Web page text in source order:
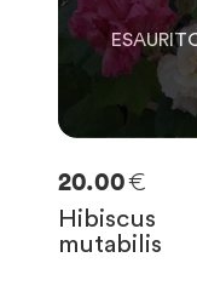
20.00€
Hibiscus
mutabilis